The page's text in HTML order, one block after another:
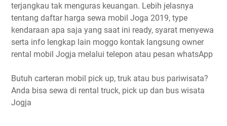
terjangkau tak menguras keuangan. Lebih jelasnya
tentang daftar harga sewa mobil Joga 2019, type
kendaraan apa saja yang saat ini ready, syarat menyewa
serta info lengkap lain moggo kontak langsung owner
rental mobil Jogja melalui telepon atau pesan whatsApp
Butuh carteran mobil pick up, truk atau bus pariwisata?
Anda bisa sewa di rental truck, pick up dan bus wisata
Jogja